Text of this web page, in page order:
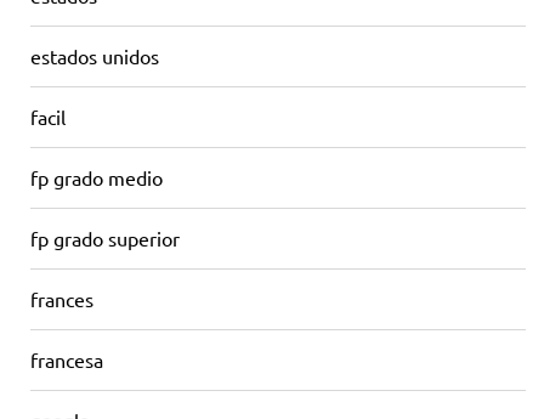
estados unidos
facil
fp grado medio
fp grado superior
frances
francesa